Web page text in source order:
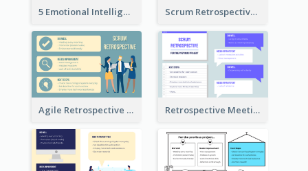
5 Emotional Intelligence Illustration Scrum Retrospective Meeting Questions
Agile Retrospective Template Retrospective Meeting Questions